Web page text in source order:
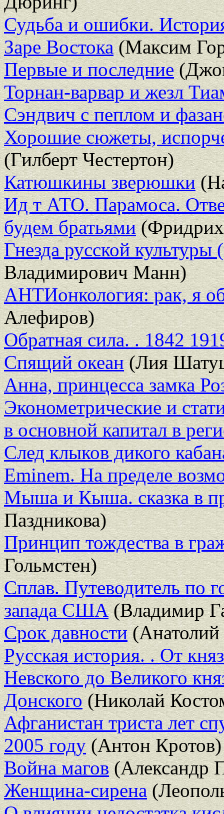
Судьба и ошибки.
Заре Востока(Максим
Первые и последние
Торнан-варвар и жезл
Сэндвич с пеплом и
Хорошие сюжеты,
(Гилберт Честертон)
Катюшкины зверюшки
Ид т АТО. Парамоса.
будем братьями
Гнезда русской
Владимирович Манн)
АНТИонкология: рак, я
Алефиров)
Обратная сила. . 1842
Спящий океан(Лия
Анна, принцесса замка
Эконометрические и
в основной капитал в
След клыков дикого
Eminem. На пределе
Мыша и Кыша. сказка в
Паздникова)
Принцип тождества в
Гольмстен)
Сплав. Путеводитель по
запада США(Владимир
Срок давности(Анатолий
Русская история. . От
Невского до Великого
Донского(Николай
Афганистан триста лет
2005 году(Антон Кротов)
Война магов(Александр
Женщина-сирена